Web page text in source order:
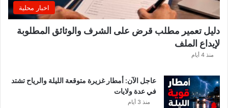
اخبار محلية
دليل تعمير مطلب قرض على الشرف والوثائق المطلوبة
لإيداع الملف
منذ 4 أيام
عاجل الآن: أمطار غزيرة متوقعة الليلة والرياح تشتد
في عدة ولايات
منذ 3 أيام